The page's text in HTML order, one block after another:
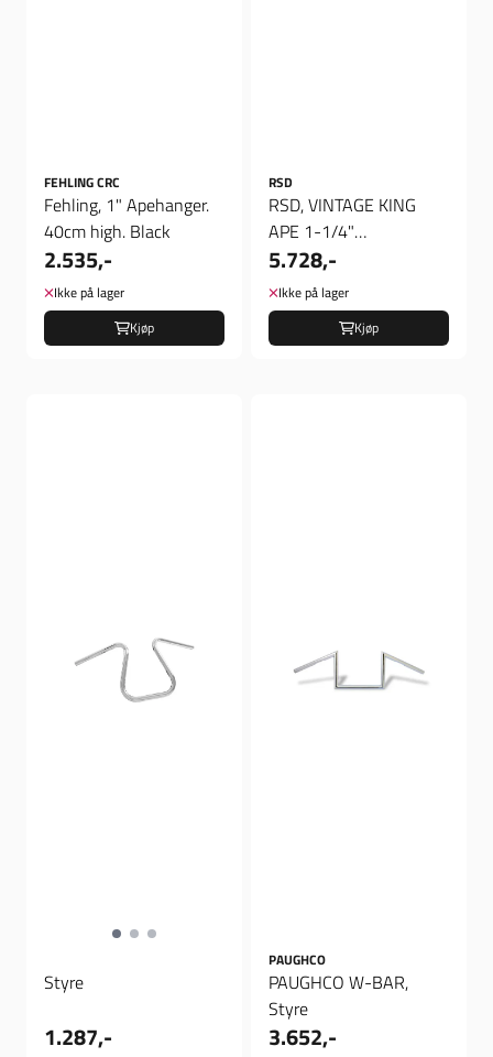
FEHLING CRC
Fehling, 1" Apehanger.
40cm high. Black
2.535,-
Ikke på lager
Kjøp
RSD
RSD, VINTAGE KING
APE 1-1/4"
HANDLEBAR. BLACK
OPS. 16", Styre
5.728,-
Ikke på lager
Kjøp
Styre
1.287,-
PAUGHCO
PAUGHCO W-BAR,
Styre
3.652,-